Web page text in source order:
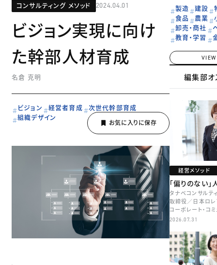
コンサルティング メソッド 2024.04.01
ビジョン実現に向け
た幹部人材育成
名倉 克明
ビジョン 経営者育成
次世代幹部育成
組織デザイン
製造 建設
食品
農業
卸売・商社
教育・学習
編集部オ
経営メソッド
「偏りのない
タナベコンサルテ
取締役／日本ロ
コーポレート・コ
本部長／キャリア
2026.07.31